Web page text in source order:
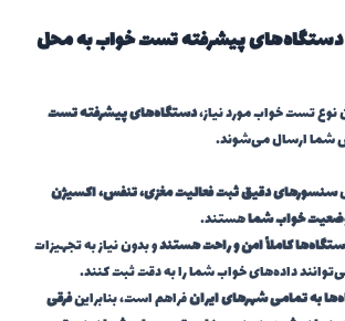
ارسال دستگاه‌های پیشرفته تست خواب به محل
تست خواب مورد نیاز،دستگاه‌های پیشرفته تست
شما ارسال می‌شوند.
سنسورهای دقیق ثبت فعالیت مغزی، تنفس، اکسیژن
خواب شماهستند.
کاملاً امن و راحت هستندو بدون نیاز به تجهیزات
داده‌های خواب شما را به دقت ثبت کنند.
به تمامی شهرهای ایرانفراهم است، بنابراینفرقی